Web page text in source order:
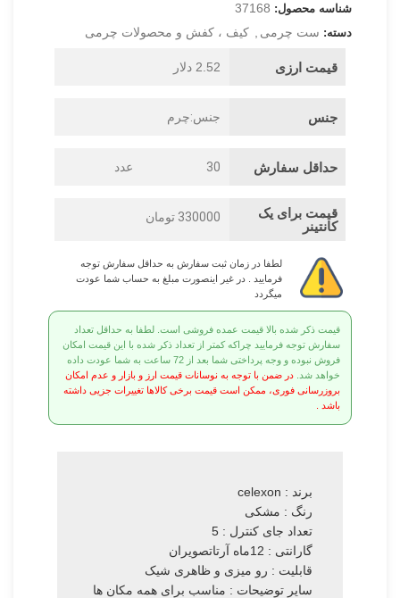
شناسه محصول: 37168
دسته: ست چرمی کیف ، کفش و محصولات چرمی
قیمت ارزی 2.52 دلار
جنس جنس:چرم
حداقل سفارش 30 عدد
قیمت برای یک
کانتینر
330000 تومان
لطفا در زمان ثبت سفارش به حداقل سفارش توجه
فرمایید . در غیر اینصورت مبلغ به حساب شما عودت
میگردد
قیمت ذکر شده بالا قیمت عمده فروشی است. لطفا به حداقل تعداد
سفارش توجه فرمایید چراکه کمتر از تعداد ذکر شده با این قیمت امکان
فروش نبوده و وجه پرداختی شما بعد از 72 ساعت به شما عودت داده
خواهد شد. در ضمن با توجه به نوسانات قیمت ارز و بازار و عدم امکان
بروزرسانی فوری، ممکن است قیمت برخی کالاها تغییرات جزیی داشته
باشد .
برند : celexon
رنگ : مشکی
تعداد جای کنترل : 5
گارانتی : 12ماه آرتاتصویران
قابلیت : رو میزی و ظاهری شیک
سایر توضیحات : مناسب برای همه مکان ها